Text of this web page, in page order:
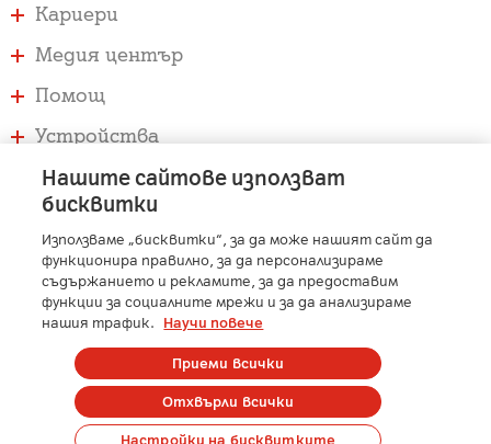
Кариери
Медия център
Помощ
Устройства
Услуги
A1 Austria - A1 Croatia - A1 Serbia - A1 Belarus
A1 Bulgaria
- A1 Macedonia - A1 Slovenia
A1 Digital
- Member of A1 Group
Copyright © 2025 А1 България | Protected by reCAPTCHA
Сметка Контакти Карти на покритие
Нашите сайтове използват
бисквитки
Използваме „бисквитки“, за да може нашият сайт да
функционира правилно, за да персонализираме
съдържанието и рекламите, за да предоставим
функции за социалните мрежи и за да анализираме
нашия трафик.
Научи повече
Настройки на бисквитките
Отхвърли всички
Приеми всички